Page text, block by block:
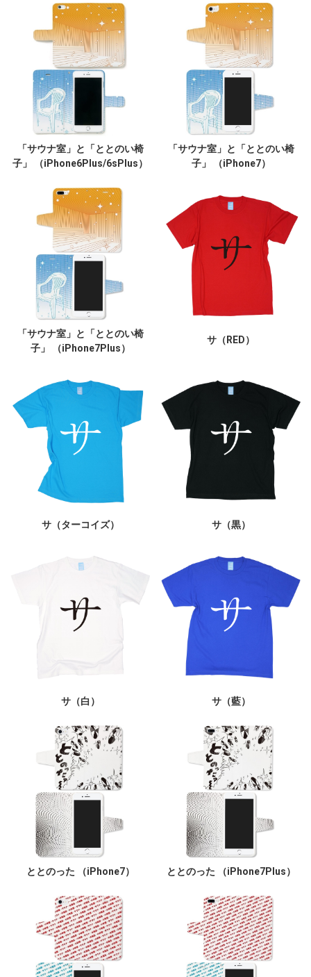
「サウナ室」と「ととのい椅
子」 （iPhone6Plus/6sPlus）
「サウナ室」と「ととのい椅
子」 （iPhone7）
「サウナ室」と「ととのい椅
子」 （iPhone7Plus）
サ（RED）
サ（ターコイズ） サ（黒）
サ（白） サ（藍）
ととのった （iPhone7） ととのった （iPhone7Plus）